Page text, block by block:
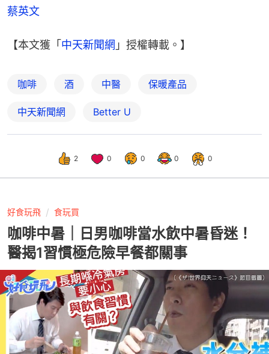
蔡英文
【本文獲「中天新聞網 」授權轉載。】
咖啡 酒 中醫 保暖產品
中天新聞網 Better U
2 0 0 0 0
好食玩飛 食玩買
咖啡中暑｜日男咖啡當水飲中暑昏迷！
醫揭1習慣極危險早餐都關事